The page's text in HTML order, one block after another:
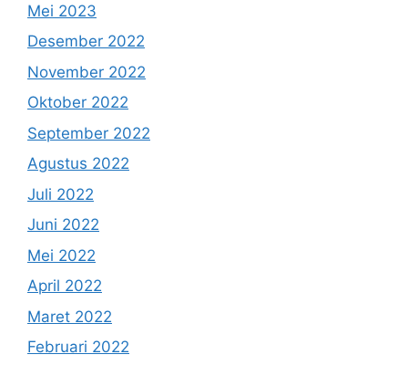
Mei 2023
Desember 2022
November 2022
Oktober 2022
September 2022
Agustus 2022
Juli 2022
Juni 2022
Mei 2022
April 2022
Maret 2022
Februari 2022